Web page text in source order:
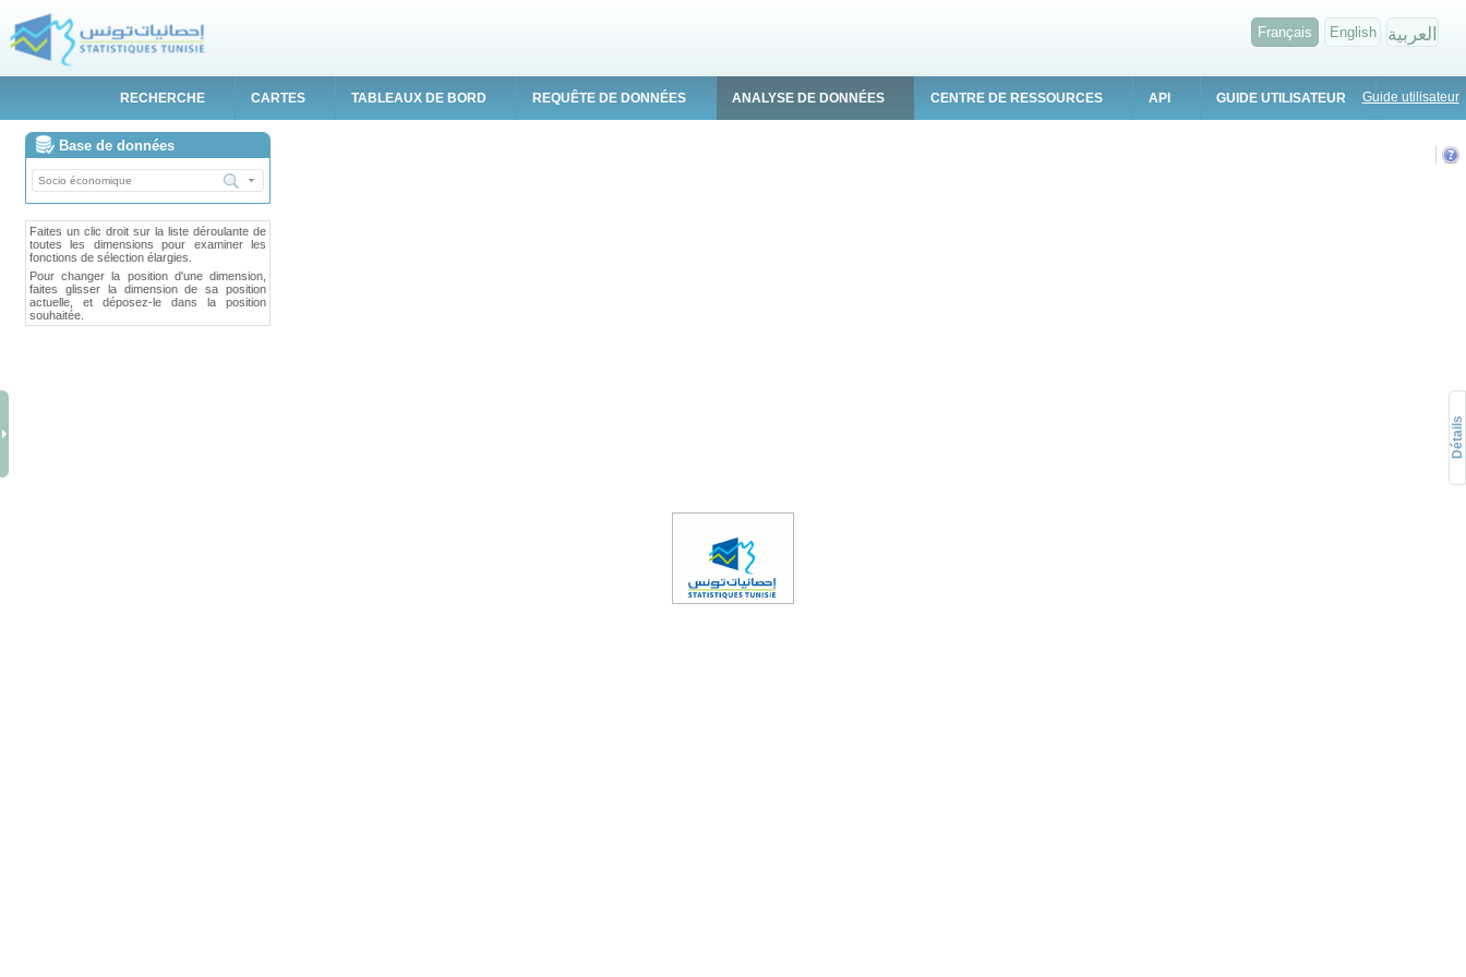
Français English العربية
RECHERCHE CARTES TABLEAUX DE BORD REQUÊTE DE DONNÉES ANALYSE DE DONNÉES CENTRE DE RESSOURCES API GUIDE UTILISATEUR Guide utilisateur
Base de données
Faites un clic droit sur la liste déroulante de
toutes les dimensions pour examiner les
fonctions de sélection élargies.
Pour changer la position d'une dimension,
faites glisser la dimension de sa position
actuelle, et déposez-le dans la position
souhaitée.
Détails